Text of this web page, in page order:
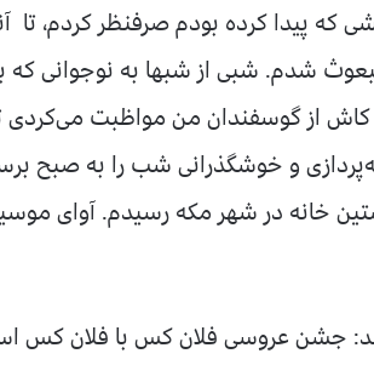
که پیدا کرده بودم صرفنظر کردم،
شدم. شبی از شبها به نوجوانی که
از گوسفندان من مواظبت می‌کردی
و خوشگذرانی شب را به صبح
خانه در شهر مکه رسیدم. آوای
جشن عروسی فلان کس با فلان کس